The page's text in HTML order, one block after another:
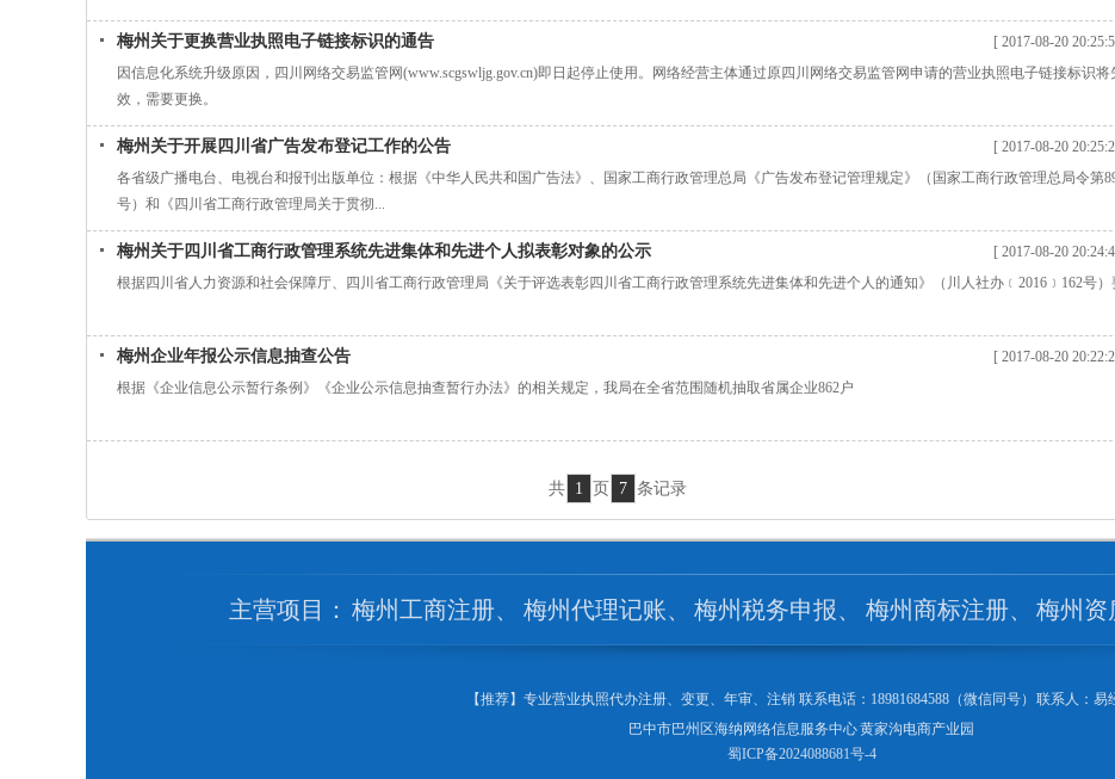
梅州关于更换营业执照电子链接标识的通告
[ 2017-08-20
因信息化系统升级原因，四川网络交易监管网(www.scgswljg.gov.cn)即日起停止使用。网络经营主体通过原四川网络交易监管网申请的营业执照电子链接标识将
效，需要更换。
梅州关于开展四川省广告发布登记工作的公告
[ 2017-08-20
各省级广播电台、电视台和报刊出版单位：根据《中华人民共和国广告法》、国家工商行政管理总局《广告发布登记管理规定》（国家工商行政管理总局令第
号）和《四川省工商行政管理局关于贯彻...
梅州关于四川省工商行政管理系统先进集体和先进个人拟表彰对象的公示
[ 2017-08-20
根据四川省人力资源和社会保障厅、四川省工商行政管理局《关于评选表彰四川省工商行政管理系统先进集体和先进个人的通知》（川人社办﹝2016﹞162号）
梅州企业年报公示信息抽查公告
[ 2017-08-20
根据《企业信息公示暂行条例》《企业公示信息抽查暂行办法》的相关规定，我局在全省范围随机抽取省属企业862户
共 1 页 7 条记录
主营项目： 梅州工商注册、 梅州代理记账、 梅州税务申报、 梅州商标注册、 梅州资
【推荐】专业营业执照代办注册、变更、年审、注销 联系电话：18981684588（微信同号） 联系人：易
巴中市巴州区海纳网络信息服务中心 黄家沟电商产业园
蜀ICP备2024088681号-4